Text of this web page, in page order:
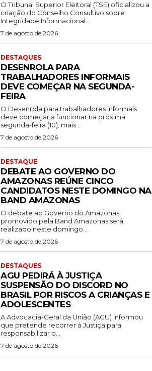
O Tribunal Superior Eleitoral (TSE) oficializou a
criação do Conselho Consultivo sobre
Integridade Informacional...
7 de agosto de 2026
DESTAQUES
DESENROLA PARA
TRABALHADORES INFORMAIS
DEVE COMEÇAR NA SEGUNDA-
FEIRA
O Desenrola para trabalhadores informais
deve começar a funcionar na próxima
segunda-feira (10), mais...
7 de agosto de 2026
DESTAQUE
DEBATE AO GOVERNO DO
AMAZONAS REÚNE CINCO
CANDIDATOS NESTE DOMINGO NA
BAND AMAZONAS
O debate ao Governo do Amazonas
promovido pela Band Amazonas será
realizado neste domingo...
7 de agosto de 2026
DESTAQUES
AGU PEDIRÁ À JUSTIÇA
SUSPENSÃO DO DISCORD NO
BRASIL POR RISCOS A CRIANÇAS E
ADOLESCENTES
A Advocacia-Geral da União (AGU) informou
que pretende recorrer à Justiça para
responsabilizar o...
7 de agosto de 2026